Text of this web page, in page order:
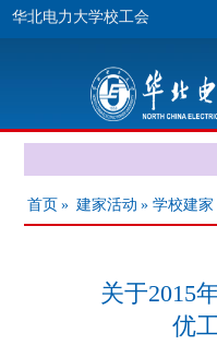
华北电力大学校工会
首页 » 建家活动 » 学校建家
关于2015
优